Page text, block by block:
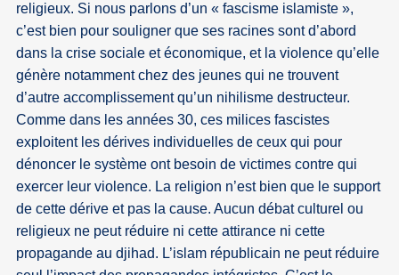
religieux. Si nous parlons d’un « fascisme islamiste »,
c’est bien pour souligner que ses racines sont d’abord
dans la crise sociale et économique, et la violence qu’elle
génère notamment chez des jeunes qui ne trouvent
d’autre accomplissement qu’un nihilisme destructeur.
Comme dans les années 30, ces milices fascistes
exploitent les dérives individuelles de ceux qui pour
dénoncer le système ont besoin de victimes contre qui
exercer leur violence. La religion n’est bien que le support
de cette dérive et pas la cause. Aucun débat culturel ou
religieux ne peut réduire ni cette attirance ni cette
propagande au djihad. L’islam républicain ne peut réduire